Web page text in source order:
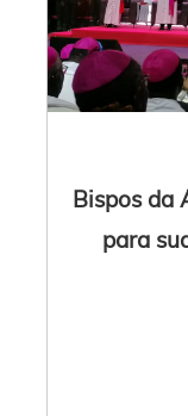
Bispos da
para